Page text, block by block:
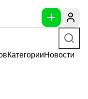
КатегорииНовости